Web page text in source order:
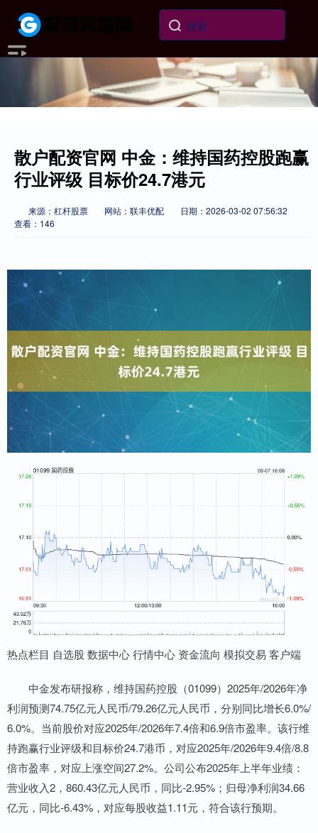
散户配资官网 中金：维持国药控股跑赢
行业评级 目标价24.7港元
来源：杠杆股票 网站：联丰优配
日期：2026-03-02 07:56:32
查看：146
热点栏目 自选股 数据中心 行情中心 资金流向 模拟交易 客户端
中金发布研报称，维持国药控股（01099）2025年/2026年净
利润预测74.75亿元人民币/79.26亿元人民币，分别同比增长6.0%/
6.0%。当前股价对应2025年/2026年7.4倍和6.9倍市盈率。该行维
持跑赢行业评级和目标价24.7港币，对应2025年/2026年9.4倍/8.8
倍市盈率，对应上涨空间27.2%。公司公布2025年上半年业绩：
营业收入2，860.43亿元人民币，同比-2.95%；归母净利润34.66
亿元，同比-6.43%，对应每股收益1.11元，符合该行预期。